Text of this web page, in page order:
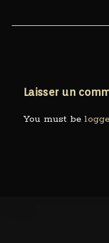
Laisser un
You must be